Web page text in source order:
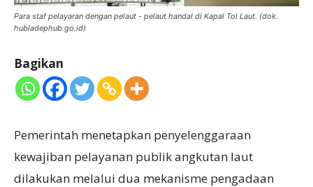
Para staf pelayaran dengan pelaut - pelaut handal di Kapal Tol Laut. (dok.
hubladephub.go.id)
Bagikan
Pemerintah menetapkan penyelenggaraan
kewajiban pelayanan publik angkutan laut
dilakukan melalui dua mekanisme pengadaan